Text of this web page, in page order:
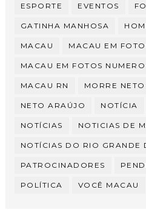
ESPORTE EVENTOS
GATINHA MANHOSA
MACAU MACAU EM
MACAU EM FOTOS NUMERO
MACAU RN MORRE
NETO ARAÚJO NOTÍCIA
NOTÍCIAS NOTICIAS DE
NOTÍCIAS DO RIO GRANDE
PATROCINADORES
POLÍTICA VOCÊ MACAU